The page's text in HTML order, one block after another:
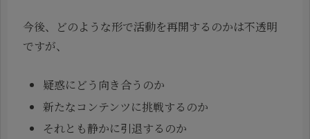
今後、どのような形で活動を再開するのかは不透明
ですが、
疑惑にどう向き合うのか
新たなコンテンツに挑戦するのか
それとも静かに引退するのか